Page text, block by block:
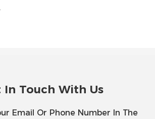
In Touch With Us
Email Or Phone Number In The